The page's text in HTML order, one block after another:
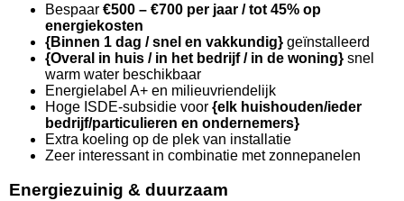
Bespaar €500 – €700 per jaar / tot 45% op
energiekosten
{Binnen 1 dag / snel en vakkundig} geïnstalleerd
{Overal in huis / in het bedrijf / in de woning} snel
warm water beschikbaar
Energielabel A+ en milieuvriendelijk
Hoge ISDE-subsidie voor {elk huishouden/ieder
bedrijf/particulieren en ondernemers}
Extra koeling op de plek van installatie
Zeer interessant in combinatie met zonnepanelen
Energiezuinig & duurzaam